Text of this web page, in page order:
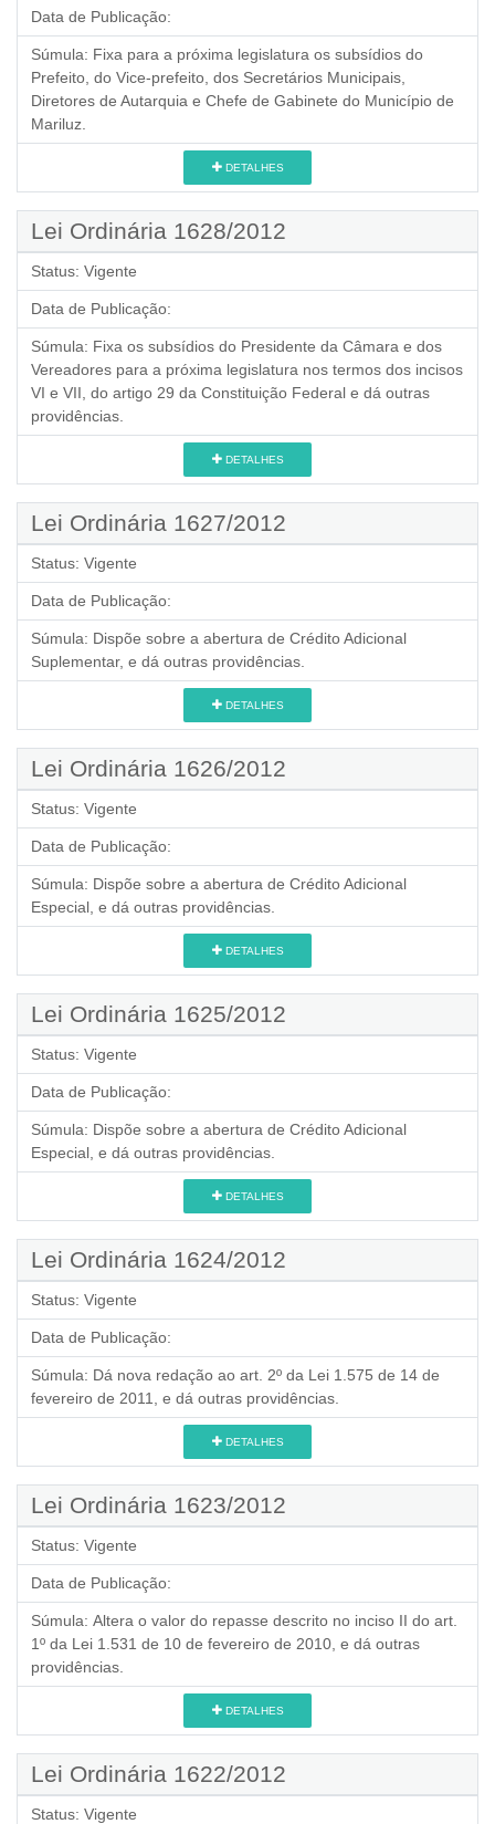
Data de Publicação:
Súmula: Fixa para a próxima legislatura os subsídios do
Prefeito, do Vice-prefeito, dos Secretários Municipais,
Diretores de Autarquia e Chefe de Gabinete do Município de
Mariluz.
DETALHES
Lei Ordinária 1628/2012
Status: Vigente
Data de Publicação:
Súmula: Fixa os subsídios do Presidente da Câmara e dos
Vereadores para a próxima legislatura nos termos dos incisos
VI e VII, do artigo 29 da Constituição Federal e dá outras
providências.
DETALHES
Lei Ordinária 1627/2012
Status: Vigente
Data de Publicação:
Súmula: Dispõe sobre a abertura de Crédito Adicional
Suplementar, e dá outras providências.
DETALHES
Lei Ordinária 1626/2012
Status: Vigente
Data de Publicação:
Súmula: Dispõe sobre a abertura de Crédito Adicional
Especial, e dá outras providências.
DETALHES
Lei Ordinária 1625/2012
Status: Vigente
Data de Publicação:
Súmula: Dispõe sobre a abertura de Crédito Adicional
Especial, e dá outras providências.
DETALHES
Lei Ordinária 1624/2012
Status: Vigente
Data de Publicação:
Súmula: Dá nova redação ao art. 2º da Lei 1.575 de 14 de
fevereiro de 2011, e dá outras providências.
DETALHES
Lei Ordinária 1623/2012
Status: Vigente
Data de Publicação:
Súmula: Altera o valor do repasse descrito no inciso II do art.
1º da Lei 1.531 de 10 de fevereiro de 2010, e dá outras
providências.
DETALHES
Lei Ordinária 1622/2012
Status: Vigente